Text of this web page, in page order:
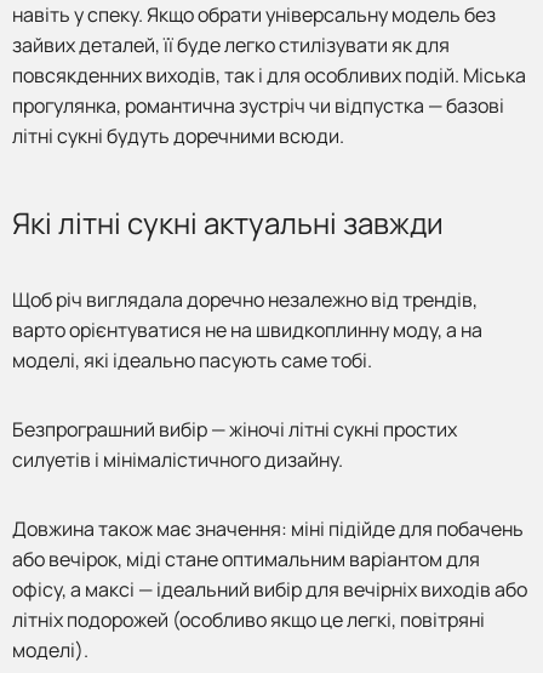
навіть у спеку. Якщо обрати універсальну модель без
зайвих деталей, її буде легко стилізувати як для
повсякденних виходів, так і для особливих подій. Міська
прогулянка, романтична зустріч чи відпустка — базові
літні сукні будуть доречними всюди.
Які літні сукні актуальні завжди
Щоб річ виглядала доречно незалежно від трендів,
варто орієнтуватися не на швидкоплинну моду, а на
моделі, які ідеально пасують саме тобі.
Безпрограшний вибір — жіночі літні сукні простих
силуетів і мінімалістичного дизайну.
Довжина також має значення: міні підійде для побачень
або вечірок, міді стане оптимальним варіантом для
офісу, а максі — ідеальний вибір для вечірніх виходів або
літніх подорожей (особливо якщо це легкі, повітряні
моделі).